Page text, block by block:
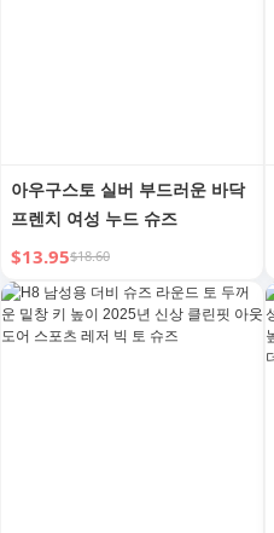
아우구스토 실버 부드러운 바닥
프렌치 여성 누드 슈즈
$13.95$18.60